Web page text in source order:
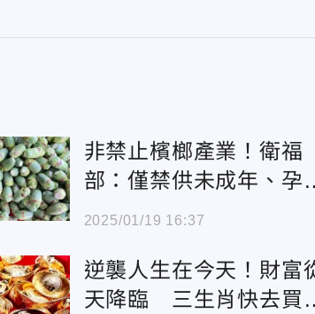
非禁止檳榔產業！衛福
部：僅禁供未成年、孕
嚼用
2025/01/19 16:37
逆襲人生在今天！財富
天降臨 三生肖快去買